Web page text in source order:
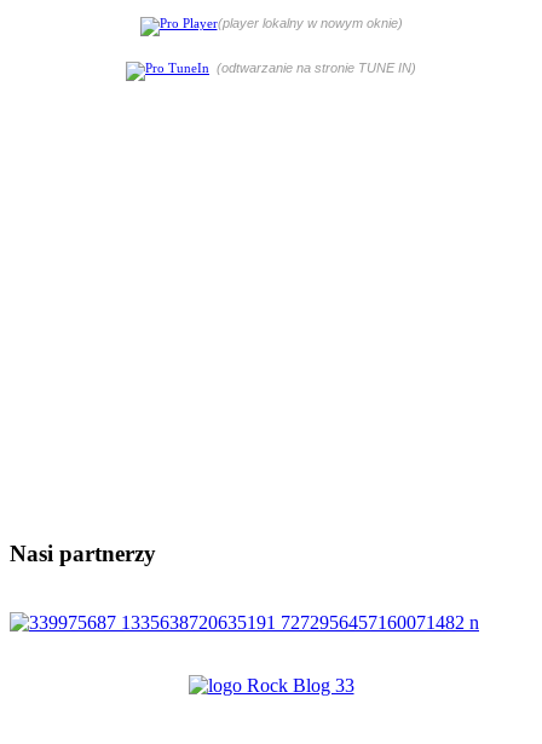
(player lokalny w nowym oknie)
(odtwarzanie na stronie TUNE IN)
Nasi partnerzy